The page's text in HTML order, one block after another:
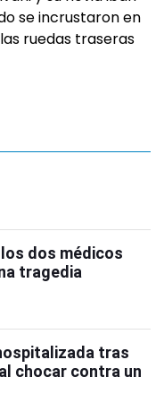
se incrustaron en
ruedas traseras
dos médicos
tragedia
tras
chocar contra un